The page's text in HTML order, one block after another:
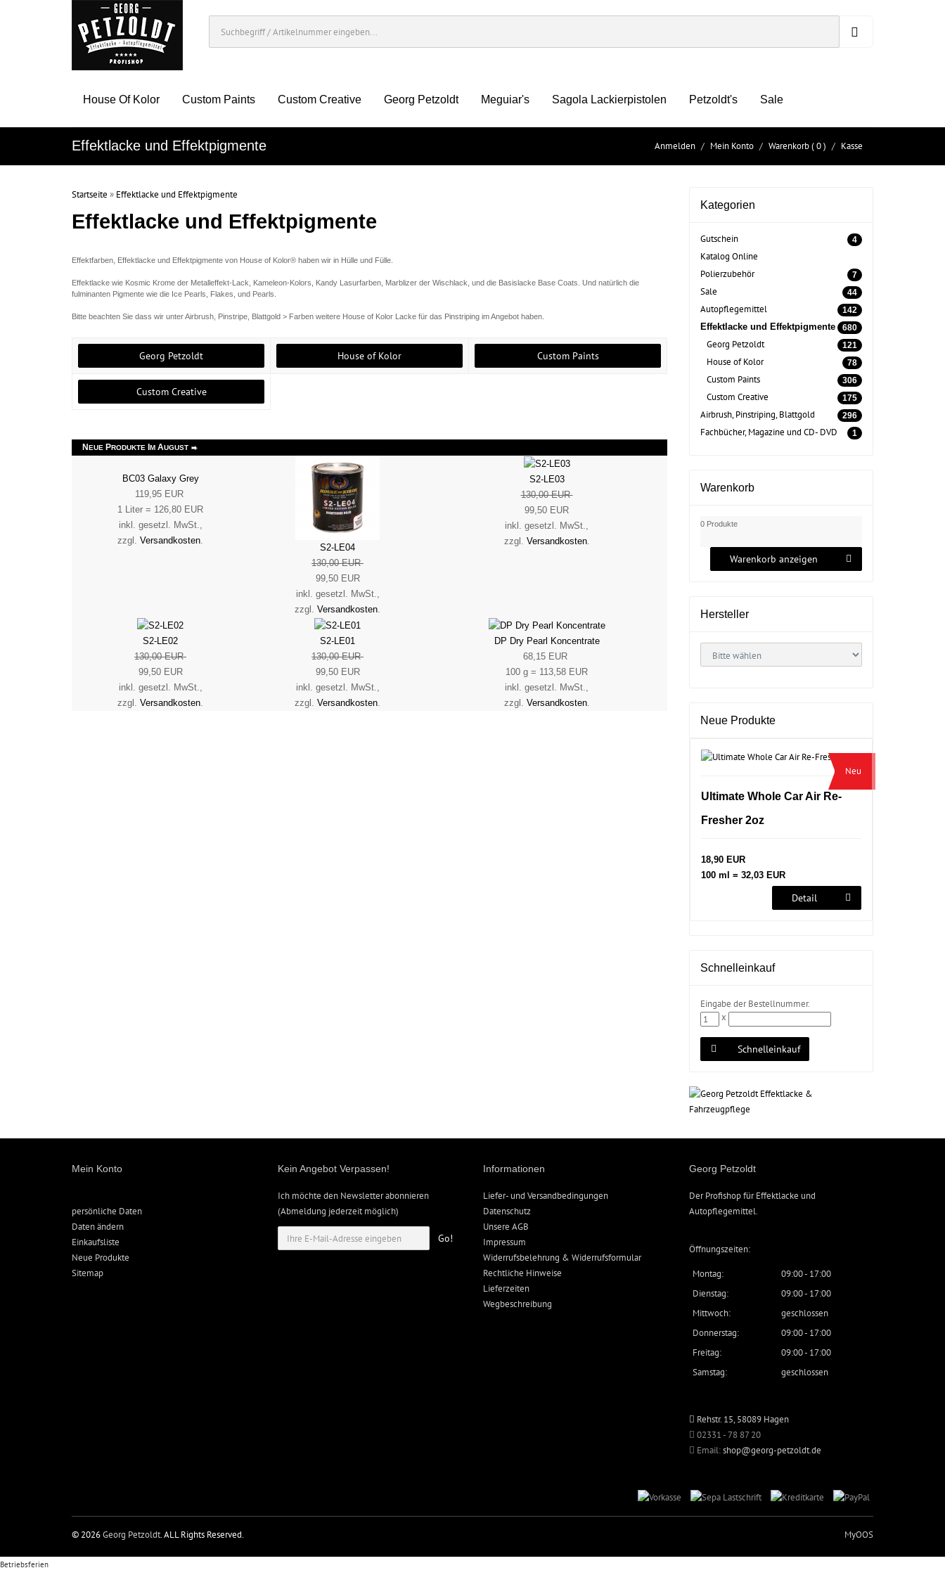
House Of Kolor Custom Paints Custom Creative Georg Petzoldt Meguiar's Sagola Lackierpistolen Petzoldt's Sale
Effektlacke und Effektpigmente Anmelden Mein Konto Warenkorb( 0 ) Kasse
Startseite » Effektlacke und Effektpigmente
Effektlacke und Effektpigmente
Effektfarben, Effektlacke und Effektpigmente von House of Kolor® haben wir in Hülle und Fülle.
Effektlacke wie Kosmic Krome der Metalleffekt-Lack, Kameleon-Kolors, Kandy Lasurfarben, Marblizer der Wischlack, und die Basislacke Base Coats. Und natürlich die
fulminanten Pigmente wie die Ice Pearls, Flakes, und Pearls.
Bitte beachten Sie dass wir unter Airbrush, Pinstripe, Blattgold > Farben weitere House of Kolor Lacke für das Pinstriping im Angebot haben.
Georg Petzoldt House of Kolor Custom Paints
Custom Creative
NEUE PRODUKTE M AUGUST
BC03 Galaxy Grey
119,95 EUR
1 Liter = 126,80 EUR
inkl. gesetzl. MwSt.,
zzgl. Versandkosten.
S2-LE04
130,00 EUR
99,50 EUR
inkl. gesetzl. MwSt.,
zzgl. Versandkosten.
S2-LE03
130,00 EUR
99,50 EUR
inkl. gesetzl. MwSt.,
zzgl. Versandkosten.
S2-LE02
130,00 EUR
99,50 EUR
inkl. gesetzl. MwSt.,
zzgl. Versandkosten
S2-LE01
130,00 EUR
99,50 EUR
inkl. gesetzl. MwSt.,
zzgl. Versandkosten
DP Dry Pearl Koncentrate
68,15 EUR
100 g = 113,58 EUR
inkl. gesetzl. MwSt.,
zzgl. Versandkosten.
Kategorien
Gutschein 4
Katalog Online
Polierzubehör
7
Sale 44
Autopflegemittel 142
Effektlacke und Effektpigmente 680
Georg Petzoldt 121
House of Kolor 78
Custom Paints 306
Custom Creative 175
Airbrush, Pinstriping, Blattgold 296
Fachbücher, Magazine und CD- DVD 1
Warenkorb
0 Produkte
Warenkorb anzeigen
Hersteller
Neue Produkte
Neu
Ultimate Whole Car Air Re-
Fresher 2oz
18,90 EUR
100 ml = 32,03 EUR
Detail
Schnelleinkauf
Eingabe der Bestellnummer.
x
Schnelleinkauf
Mein Konto
persönliche Daten
Daten ändern
Einkaufsliste
Neue Produkte
Sitemap
Kein Angebot Verpassen!
Ich möchte den Newsletter abonnieren
(Abmeldung jederzeit möglich)
Go!
Informationen
Liefer- und Versandbedingungen
Datenschutz
Unsere AGB
Impressum
Widerrufsbelehrung & Widerrufsformular
Rechtliche Hinweise
Lieferzeiten
Wegbeschreibung
Georg Petzoldt
Der Profishop fürEffektlacke und
Autopflegemittel.
Öffnungszeiten:
Montag:
09:00 - 17:00
Dienstag:
09:00 - 17:00
Mittwoch:
geschlossen
Donnerstag:
09:00 - 17:00
Freitag:
09:00 - 17:00
Samstag:
geschlossen
Rehstr. 15, 58089 Hagen
02331 - 78 87 20
Email:shop@georg-petzoldt.de
© 2026Georg Petzoldt. ALL Rights Reserved. MyOOS
Betriebsferien